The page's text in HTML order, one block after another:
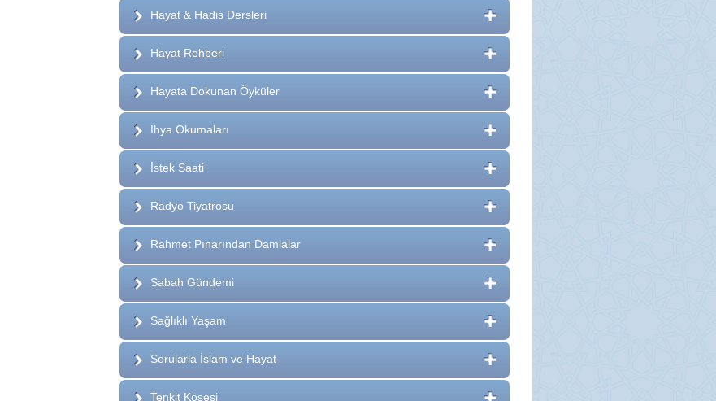
Hayat & Hadis Dersleri
Hayat Rehberi
Hayata Dokunan Öyküler
İhya Okumaları
İstek Saati
Radyo Tiyatrosu
Rahmet Pınarından Damlalar
Sabah Gündemi
Sağlıklı Yaşam
Sorularla İslam ve Hayat
Tenkit Köşesi